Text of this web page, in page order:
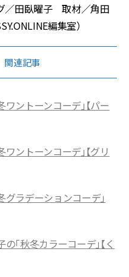
／田臥曜子 取材／角田
編集室）
関連記事
ントーンコーデ」【パー
ントーンコーデ」【グリ
グラデーションコーデ」
「秋冬カラーコーデ」【く